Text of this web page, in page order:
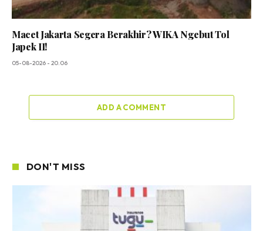
Macet Jakarta Segera Berakhir? WIKA Ngebut Tol
Japek II!
05-08-2026 - 20.06
ADD A COMMENT
DON'T MISS